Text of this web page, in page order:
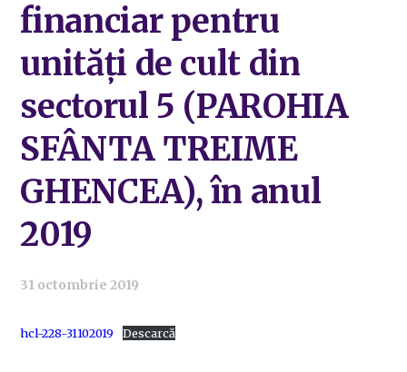
financiar pentru
unități de cult din
sectorul 5 (PAROHIA
SFÂNTA TREIME
GHENCEA), în anul
2019
31 octombrie 2019
hcl-228-31102019 Descarcă